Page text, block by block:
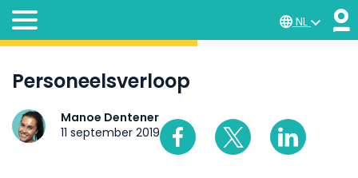
NL
Personeelsverloop
Manoe Dentener
11 september 2019